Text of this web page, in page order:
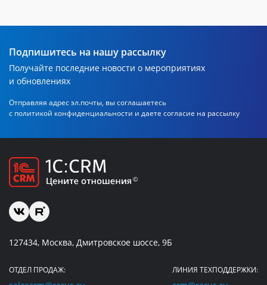
Подпишитесь на нашу рассылку
Получайте последние новости о мероприятиях
и обновлениях
Отправляя адрес эл.почты, вы соглашаетесь
с политикой конфиденциальности и даете согласие на рассылку
127434, Москва, Дмитровское шоссе, 9Б
ОТДЕЛ ПРОДАЖ: ЛИНИЯ ТЕХПОДДЕРЖКИ: